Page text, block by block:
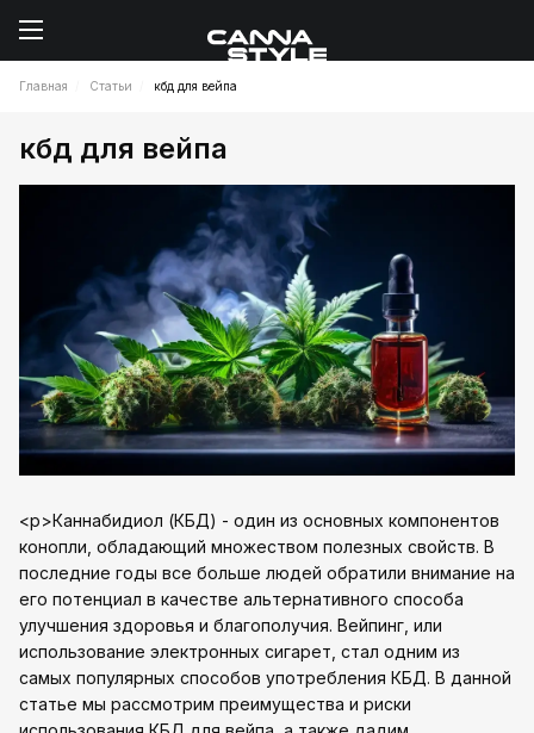
Главная Статьи кбд для вейпа
кбд для вейпа
<p>Каннабидиол (КБД) - один из основных компонентов
конопли, обладающий множеством полезных свойств. В
последние годы все больше людей обратили внимание на
его потенциал в качестве альтернативного способа
улучшения здоровья и благополучия. Вейпинг, или
использование электронных сигарет, стал одним из
самых популярных способов употребления КБД. В данной
статье мы рассмотрим преимущества и риски